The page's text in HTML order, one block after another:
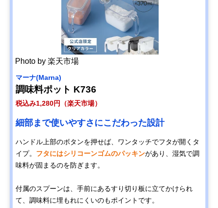
Photo by 楽天市場
マーナ(Marna)
調味料ポット K736
税込み1,280円（楽天市場）
細部まで使いやすさにこだわった設計
ハンドル上部のボタンを押せば、ワンタッチでフタが開くタ
イプ。 フタにはシリコーンゴムのパッキンがあり、湿気で調
味料が固まるのを防ぎます。
付属のスプーンは、手前にあるすり切り板に立てかけられ
て、調味料に埋もれにくいのもポイントです。